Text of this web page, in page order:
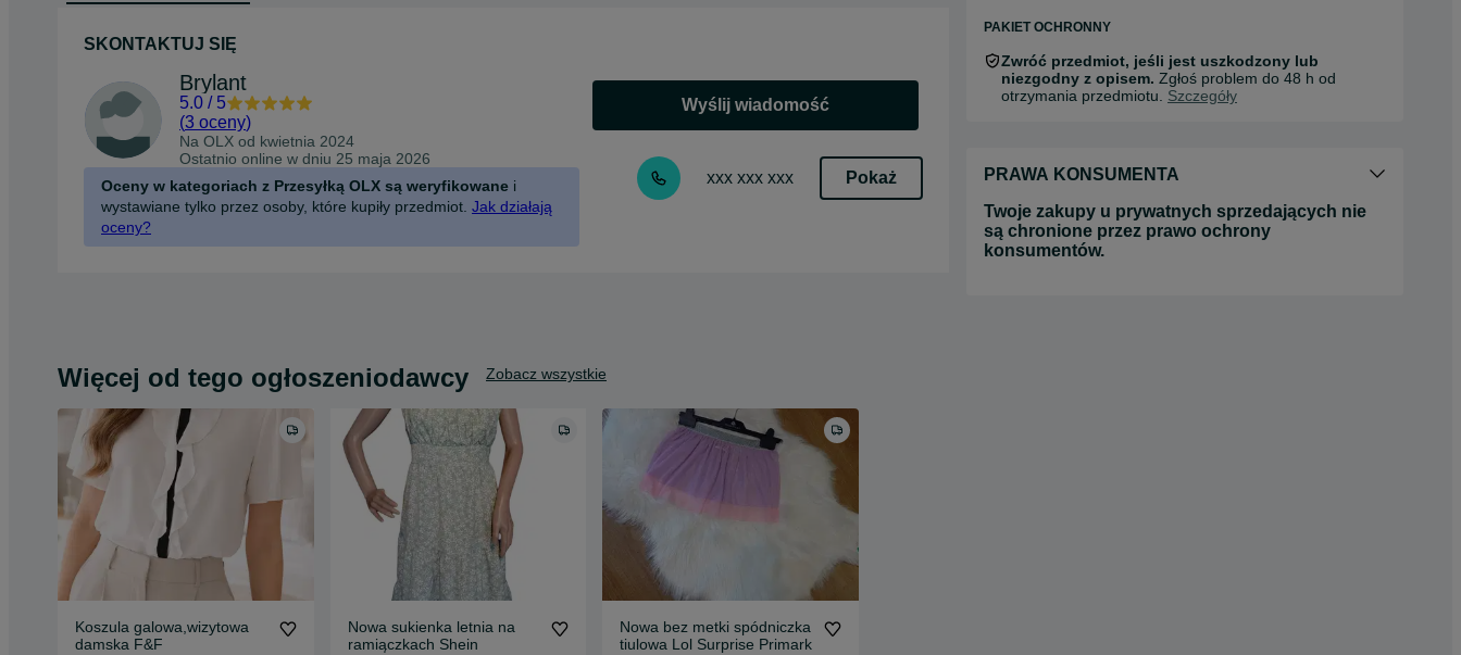
SKONTAKTUJ SIĘ
Brylant
5.0 / 5
(3 oceny)
Na OLX od kwietnia 2024
Ostatnio online w dniu 25 maja 2026
Oceny w kategoriach z Przesyłką OLX są weryfikowane i
wystawiane tylko przez osoby, które kupiły przedmiot. Jak działają
oceny?
Wyślij wiadomość
xxx xxx xxx Pokaż
PAKIET OCHRONNY
Zwróć przedmiot, jeśli jest uszkodzony lub
niezgodny z opisem. Zgłoś problem do 48 h od
otrzymania przedmiotu. Szczegóły
PRAWA KONSUMENTA
Twoje zakupy u prywatnych sprzedających nie
są chronione przez prawo ochrony
konsumentów.
Więcej od tego ogłoszeniodawcy Zobacz wszystkie
Koszula galowa,wizytowa
damska F&F
Nowa sukienka letnia na
ramiączkach Shein
Nowa bez metki spódniczka
tiulowa Lol Surprise Primark